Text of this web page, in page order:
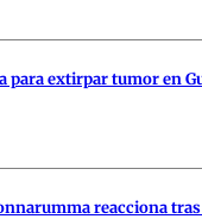
para extirpar tumor en
reacciona tras